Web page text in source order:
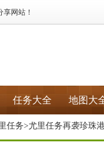
网站！
任务大全 地图大
任务>尤里任务再袭珍珠